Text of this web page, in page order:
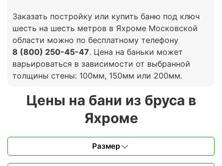
Заказать постройку или купить баню под ключ
шесть на шесть метров в Яхроме Московской
области можно по бесплатному телефону
8 (800) 250-45-47. Цена на баньки может
варьироваться в зависимости от выбранной
толщины стены: 100мм, 150мм или 200мм.
Цены на бани из бруса в
Яхроме
Размер